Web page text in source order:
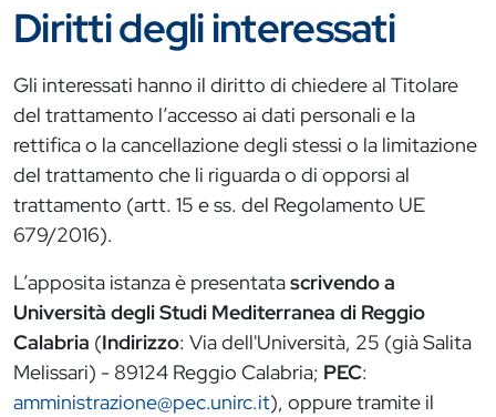
Diritti degli interessati
Gli interessati hanno il diritto di chiedere al Titolare
del trattamento l’accesso ai dati personali e la
rettifica o la cancellazione degli stessi o la limitazione
del trattamento che li riguarda o di opporsi al
trattamento (artt. 15 e ss. del Regolamento UE
679/2016).
L’apposita istanza è presentatascrivendo a
Università degli Studi Mediterranea di Reggio
Calabria (Indirizzo: Via dell'Università, 25 (già Salita
Melissari) - 89124 Reggio Calabria; PEC:
amministrazione@pec.unirc.it), oppure tramite il